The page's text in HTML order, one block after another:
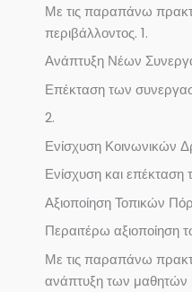
Με τις παραπάνω
περιβάλλοντος. 1.
Ανάπτυξη Νέων
Επέκταση των
2.
Ενίσχυση Κοινωνικών
Ενίσχυση και
Αξιοποίηση Τοπικών
Περαιτέρω αξιοποίηση
Με τις παραπάνω
ανάπτυξη των μαθητών